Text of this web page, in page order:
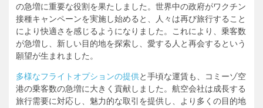
の急増に重要な役割を果たしました。世界中の政府がワクチン
接種キャンペーンを実施し始めると、人々は再び旅行すること
により快適さを感じるようになりました。これにより、乗客数
が急増し、新しい目的地を探索し、愛する人と再会するという
願望が生まれました。
多様なフライトオプションの提供と手頃な運賃も、コミーゾ空
港の乗客数の急増に大きく貢献しました。航空会社は成長する
旅行需要に対応し、魅力的な取引を提供し、より多くの目的地